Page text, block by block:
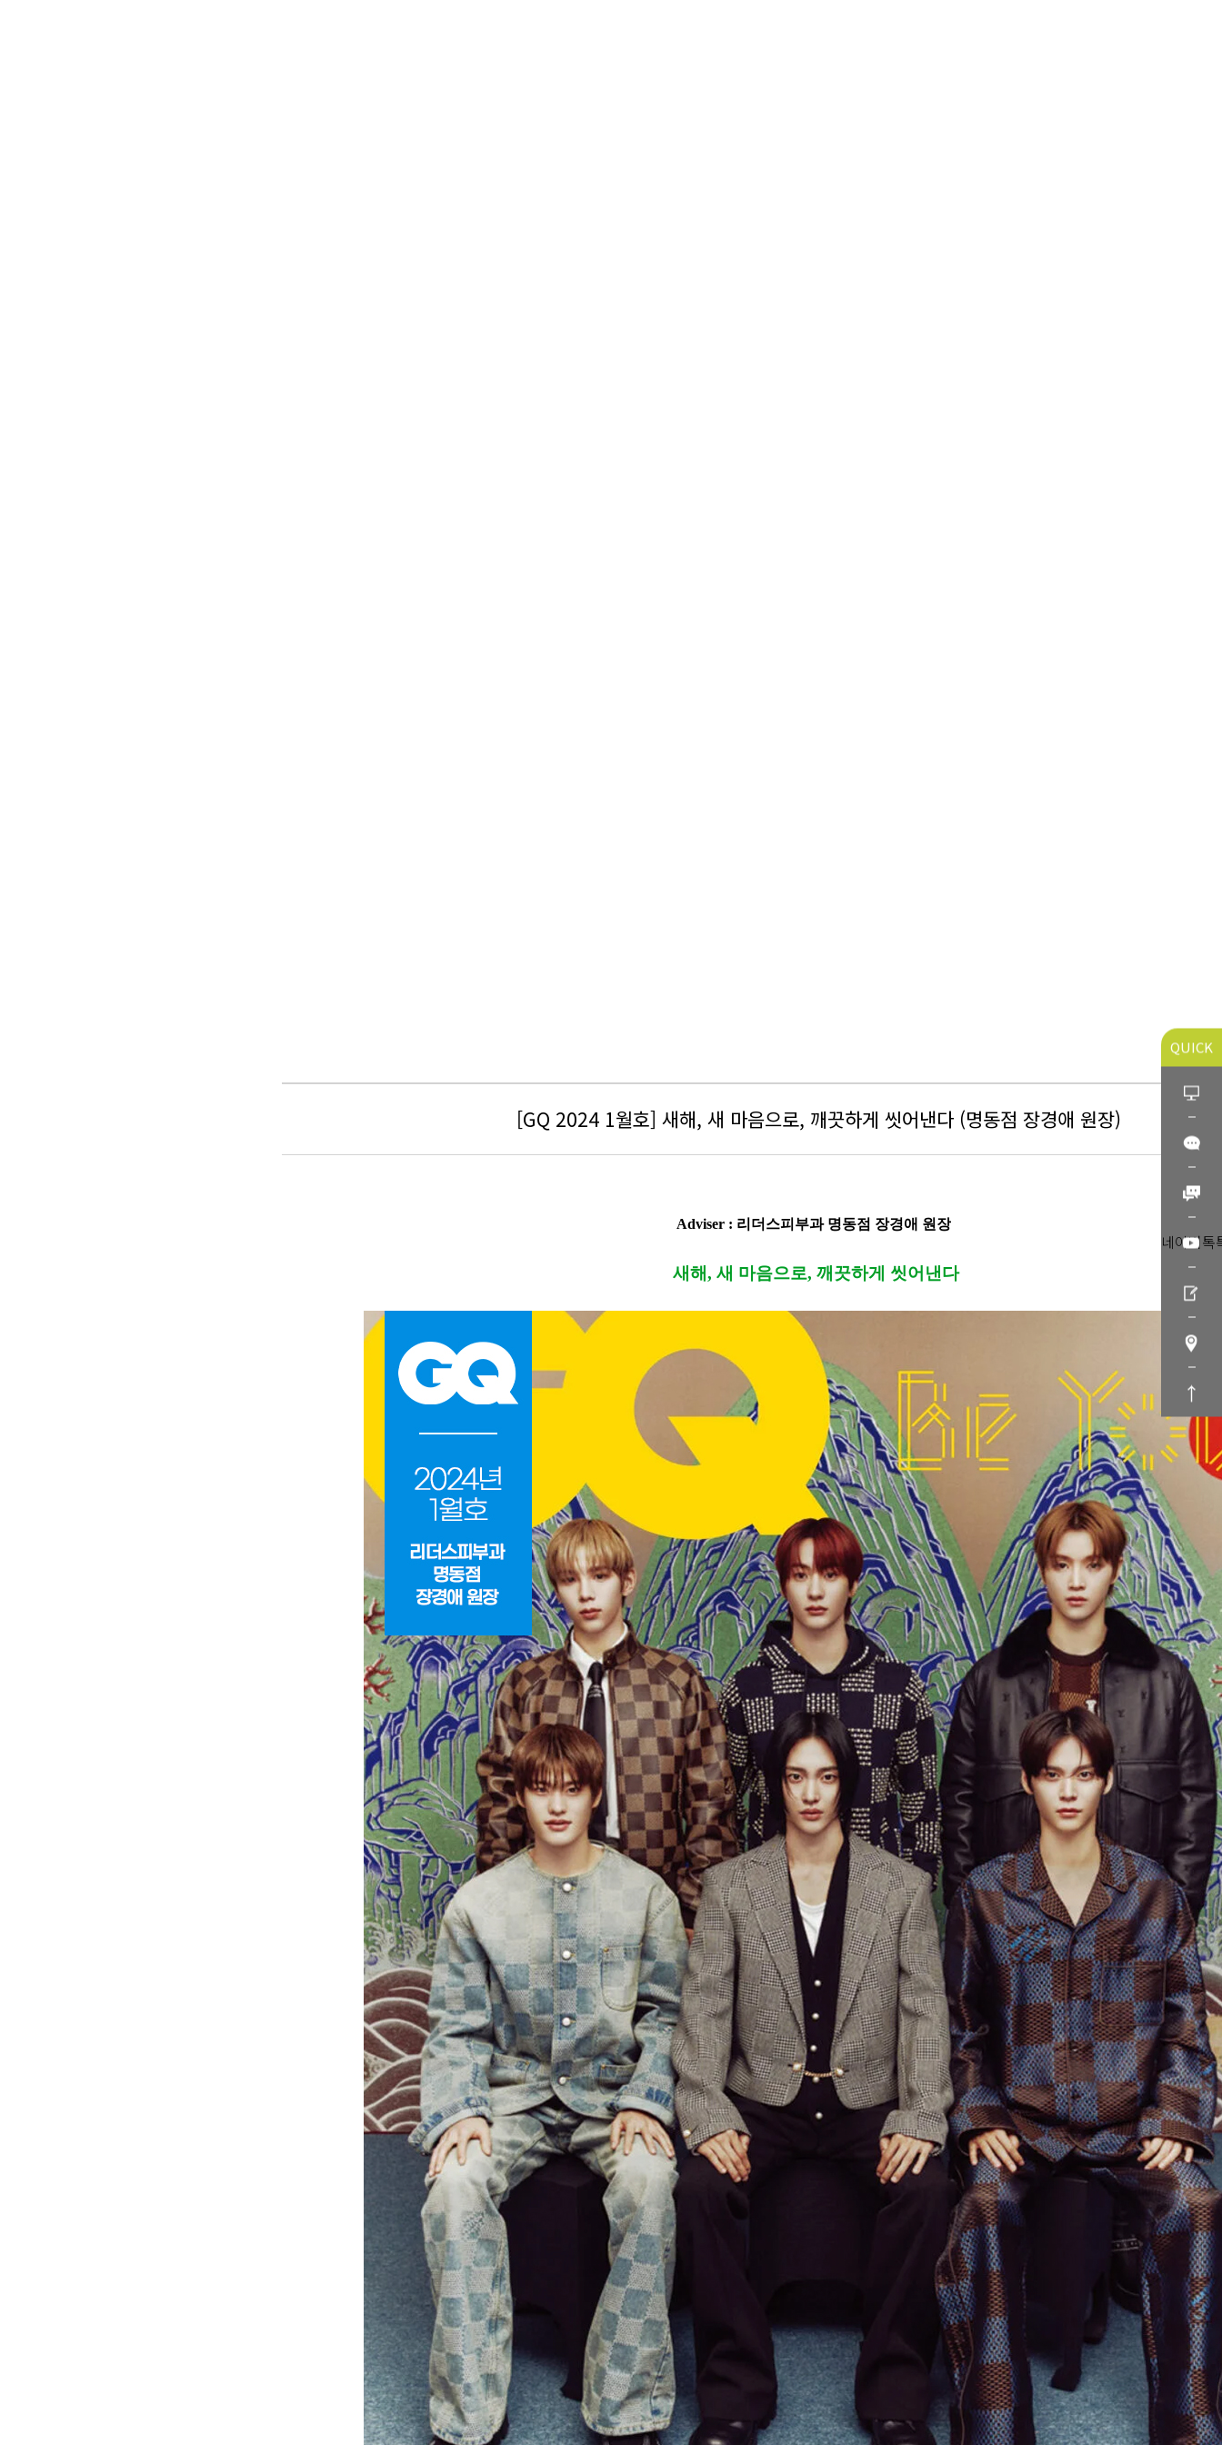
[GQ 2024 1월호] 새해, 새 마음으로, 깨끗하게 씻어낸다 (명동점 장경애 원장)
Adviser : 리더스피부과 명동점 장경애 원장
새해, 새 마음으로, 깨끗하게 씻어낸다
QUICK
네이버톡